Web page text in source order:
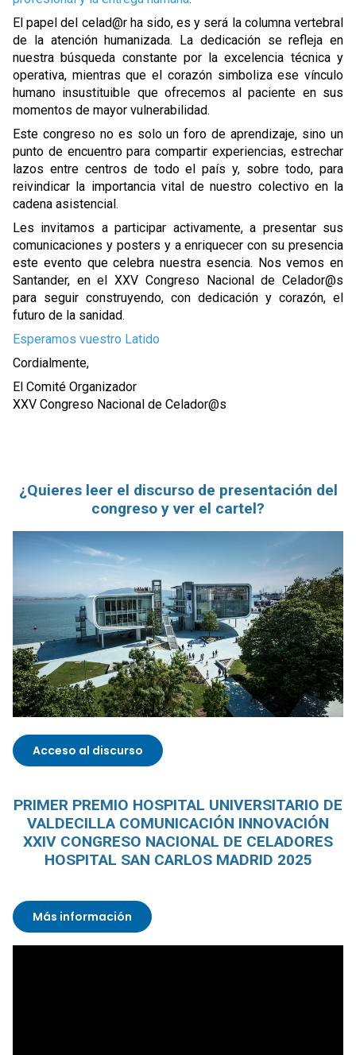
El papel del celad@r ha sido, es y será la columna vertebral
de la atención humanizada. La dedicación se refleja en
nuestra búsqueda constante por la excelencia técnica y
operativa, mientras que el corazón simboliza ese vínculo
humano insustituible que ofrecemos al paciente en sus
momentos de mayor vulnerabilidad.
Este congreso no es solo un foro de aprendizaje, sino un
punto de encuentro para compartir experiencias, estrechar
lazos entre centros de todo el país y, sobre todo, para
reivindicar la importancia vital de nuestro colectivo en la
cadena asistencial.
Les invitamos a participar activamente, a presentar sus
comunicaciones y posters y a enriquecer con su presencia
este evento que celebra nuestra esencia. Nos vemos en
Santander, en el XXV Congreso Nacional de Celador@s
para seguir construyendo, con dedicación y corazón, el
futuro de la sanidad.
Esperamos vuestro Latido
Cordialmente,
El Comité Organizador
XXV Congreso Nacional de Celador@s
¿Quieres leer el discurso de presentación del
congreso y ver el cartel?
Acceso al discurso
PRIMER PREMIO HOSPITAL UNIVERSITARIO DE
VALDECILLA COMUNICACIÓN INNOVACIÓN
XXIV CONGRESO NACIONAL DE CELADORES
HOSPITAL SAN CARLOS MADRID 2025
Más información